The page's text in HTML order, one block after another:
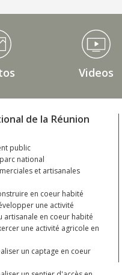
Videos
de la Réunion
public
national
et artisanales
en coeur habité
une activité
artisanale en coeur habité
une activité agricole en
un captage en coeur